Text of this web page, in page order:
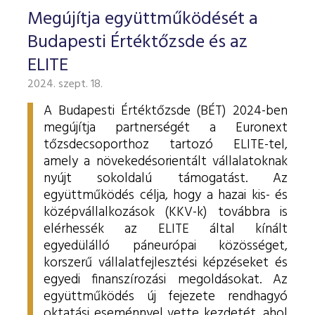
Megújítja együttműködését a
Budapesti Értéktőzsde és az
ELITE
2024. szept. 18.
A Budapesti Értéktőzsde (BÉT) 2024-ben
megújítja partnerségét a Euronext
tőzsdecsoporthoz tartozó ELITE-tel,
amely a növekedésorientált vállalatoknak
nyújt sokoldalú támogatást. Az
együttműködés célja, hogy a hazai kis- és
középvállalkozások (KKV-k) továbbra is
elérhessék az ELITE által kínált
egyedülálló páneurópai közösséget,
korszerű vállalatfejlesztési képzéseket és
egyedi finanszírozási megoldásokat. Az
együttműködés új fejezete rendhagyó